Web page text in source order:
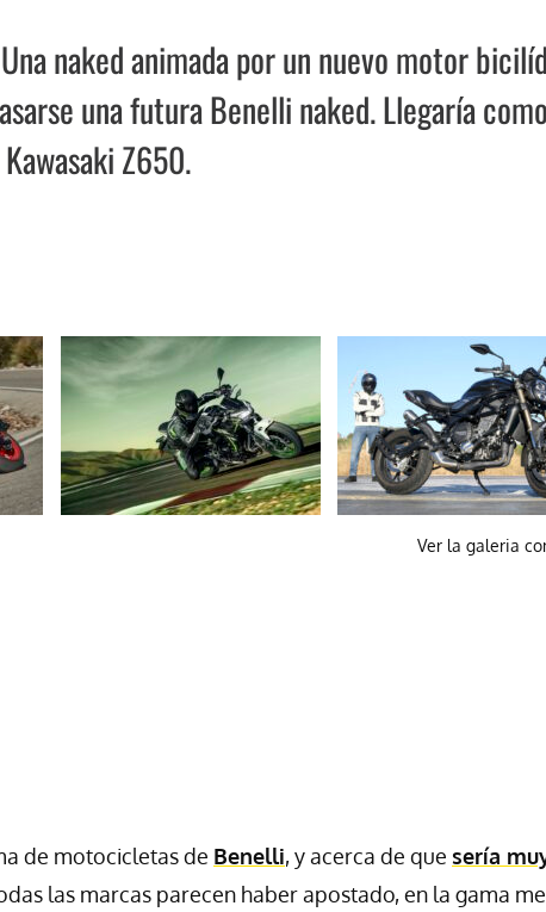
naked animada por un nuevo motor
una futura Benelli naked. Llegaría como
Z650.
Ver la galeria
de motocicletas de Benelli, y acerca de que sería
las marcas parecen haber apostado, en la gama